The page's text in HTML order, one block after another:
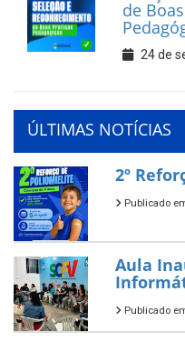
de
24 de
ÚLTIMAS NOTÍCIAS
2º
Publicado
Aula
Publicado